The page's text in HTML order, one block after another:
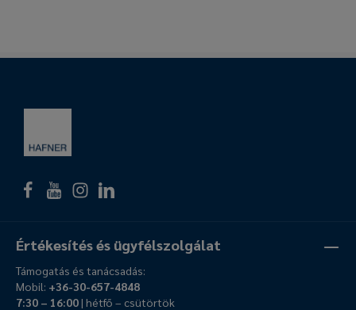
Értékesítés és ügyfélszolgálat
Támogatás és tanácsadás:
Mobil: +36-30-657-4848
7:30 – 16:00| hétfő – csütörtök